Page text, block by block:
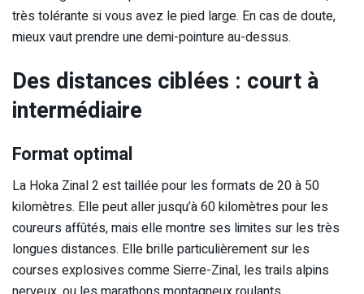
très tolérante si vous avez le pied large. En cas de doute,
mieux vaut prendre une demi-pointure au-dessus.
Des distances ciblées : court à
intermédiaire
Format optimal
La Hoka Zinal 2 est taillée pour les formats de 20 à 50
kilomètres. Elle peut aller jusqu’à 60 kilomètres pour les
coureurs affûtés, mais elle montre ses limites sur les très
longues distances. Elle brille particulièrement sur les
courses explosives comme Sierre-Zinal, les trails alpins